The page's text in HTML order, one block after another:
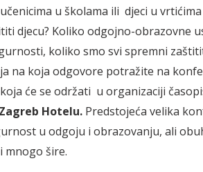
u školama ili djeci u
djecu? Koliko odgojno-obrazovne
koliko smo svi spremni
na koja odgovore potražite na
koja će se održati u organizaciji
Hotelu. Predstojeća velika
u odgoju i obrazovanju, ali
mnogo šire.